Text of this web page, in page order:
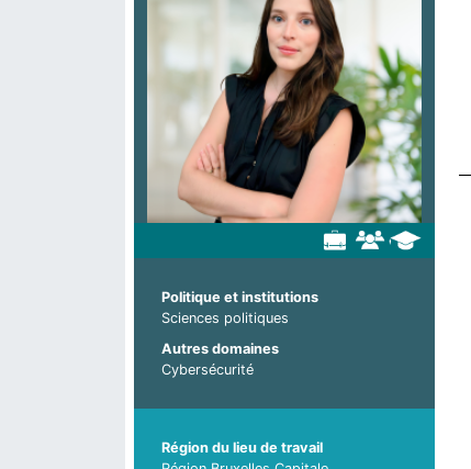
Politique et institutions
Sciences politiques
Autres domaines
Cybersécurité
Région du lieu de travail